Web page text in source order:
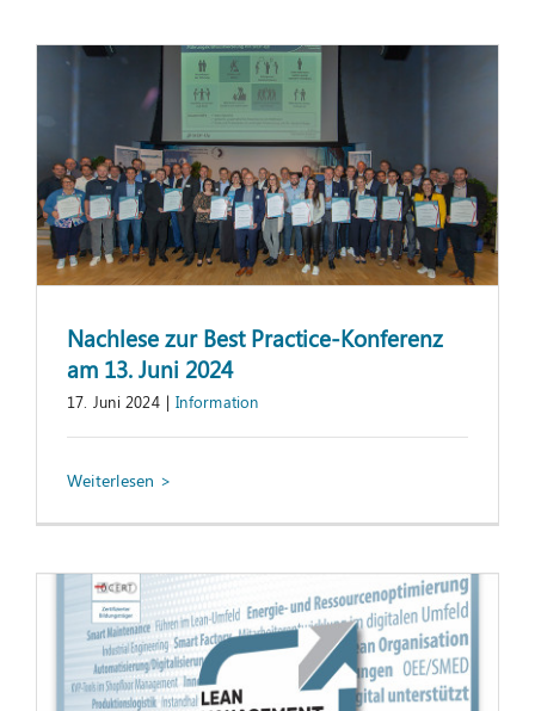
Nachlese zur Best Practice-Konferenz
am 13. Juni 2024
17. Juni 2024 | Information
Best Practice-Konferenz am 13. Juni 2024